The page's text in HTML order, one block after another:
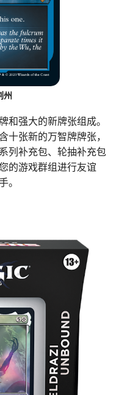
州
和强大的新牌张组成。
十张新的万智牌牌张，
列补充包、轮抽补充包
的游戏群组进行友谊
。